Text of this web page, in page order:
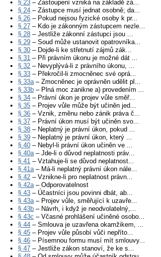
§ 23 – Zastoupení vzniká na základě zá...
§ 24 – Zástupce musí jednat osobně; da...
§ 26 – Pokud nejsou fyzické osoby k pr...
§ 27 – Kdo je zákonným zástupcem nezle...
§ 28 – Jestliže zákonní zástupci jsou ...
§ 29 – Soud může ustanovit opatrovníka...
§ 30 – Dojde-li ke střetnutí zájmů zák...
§ 31 – Při právním úkonu je možné dát ...
§ 32 – Nevyplývá-li z právního úkonu, ...
§ 33 – Překročil-li zmocněnec své oprá...
§ 33a– Zmocněnec je oprávněn udělit pl...
§ 33b – Plná moc zanikne a) provedením ...
§ 34 – Právní úkon je projev vůle směř...
§ 35 – Projev vůle může být učiněn jed...
§ 36 – Vznik, změnu nebo zánik práva č...
§ 37 – Právní úkon musí být učiněn svo...
§ 38 – Neplatný je právní úkon, pokud ...
§ 39 – Neplatný je právní úkon, který ...
§ 40 – Nebyl-li právní úkon učiněn ve ...
§ 40a– Jde-li o důvod neplatnosti práv...
§ 41 – Vztahuje-li se důvod neplatnost...
§ 41a– Má-li neplatný právní úkon nále...
§ 42 – Vznikne-li pro neplatnost právn...
§ 42a– Odporovatelnost
§ 43 – Účastníci jsou povinni dbát, ab...
§ 43a– Projev vůle, směřující k uzavře...
§ 43b – Návrh, i když je neodvolatelný,...
§ 43c – Včasné prohlášení učiněné osobo...
§ 44 – Smlouva je uzavřena okamžikem, ...
§ 45 – Projev vůle působí vůči nepříto...
§ 46 – Písemnou formu musí mít smlouvy...
§ 47 – Jestliže zákon stanoví, že ke s...